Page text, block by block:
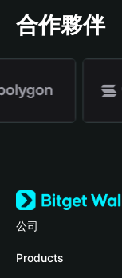
合作夥伴
公司
關於 Bitget Wallet
Products